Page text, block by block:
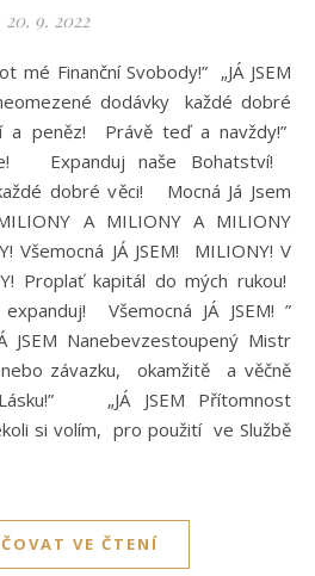
20. 9. 2022
dodávky každé dobré
a peněz! Právě teď a navždy!”
Expanduj naše Bohatství!
dobré věci! Mocná Já Jsem
A MILIONY A MILIONY
Všemocná JÁ JSEM! MILIONY! V
Proplať kapitál do mých rukou!
Všemocná JÁ JSEM! ”
JSEM Nanebevzestoupený Mistr
závazku, okamžitě a věčně
„JÁ JSEM Přítomnost
si volím, pro použití ve Službě
VE ČTENÍ